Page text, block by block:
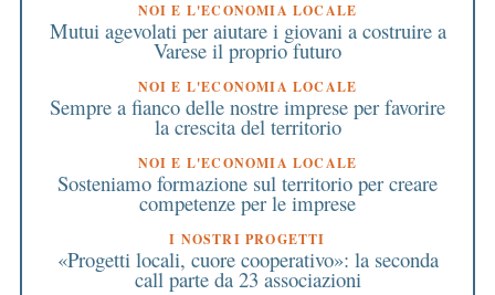
NOI E L'ECONOMIA LOCALE
Mutui agevolati per aiutare i giovani a costruire a
Varese il proprio futuro
NOI E L'ECONOMIA LOCALE
Sempre a fianco delle nostre imprese per favorire
la crescita del territorio
NOI E L'ECONOMIA LOCALE
Sosteniamo formazione sul territorio per creare
competenze per le imprese
I NOSTRI PROGETTI
«Progetti locali, cuore cooperativo»: la seconda
call parte da 23 associazioni